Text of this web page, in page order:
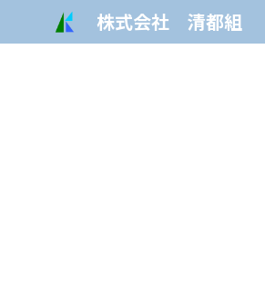
株式会社　清都組